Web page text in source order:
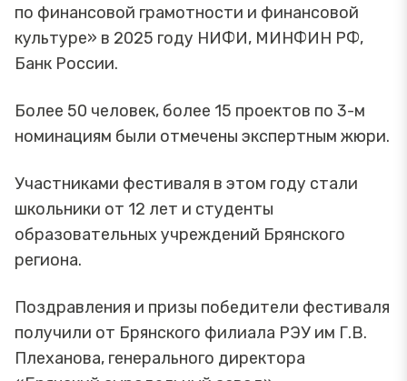
по финансовой грамотности и финансовой
культуре» в 2025 году НИФИ, МИНФИН РФ,
Банк России.
Более 50 человек, более 15 проектов по 3-м
номинациям были отмечены экспертным жюри.
Участниками фестиваля в этом году стали
школьники от 12 лет и студенты
образовательных учреждений Брянского
региона.
Поздравления и призы победители фестиваля
получили от Брянского филиала РЭУ им Г.В.
Плеханова, генерального директора